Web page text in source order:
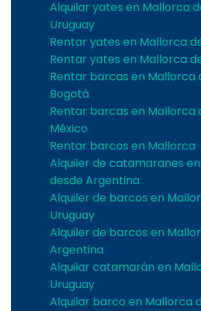
Alquilar yates en Mallorca
Uruguay
Rentar yates en Mallorca
Rentar yates en Mallorca
Rentar barcas en Mallorca
Bogotá
Rentar barcas en Mallorca
México
Rentar barcos en Mallorca
Alquiler de catamaranes
desde Argentina
Alquiler de barcos en
Uruguay
Alquiler de barcos en
Argentina
Alquilar catamarán en
Uruguay
Alquilar barco en Mallorca